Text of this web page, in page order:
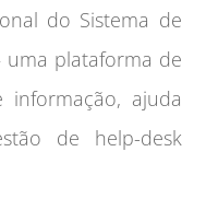
do Sistema de
uma plataforma de
ajuda
de help-desk